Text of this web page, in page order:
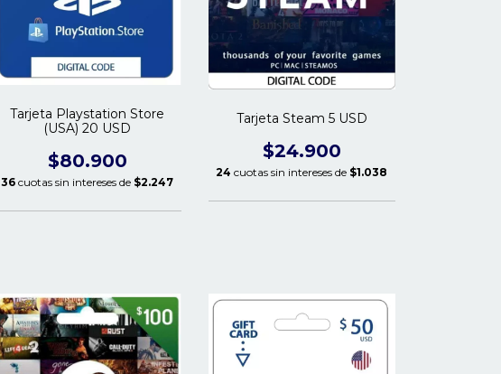
Tarjeta Playstation Store
(USA) 20 USD
$80.900
36 cuotas sin intereses de $2.247
Tarjeta Steam 5 USD
$24.900
24 cuotas sin intereses de $1.038